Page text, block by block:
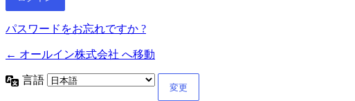
パスワードをお忘れですか ?
← オールイン株式会社 へ移動
言語